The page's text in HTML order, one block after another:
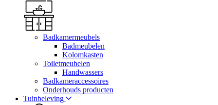
Badkamermeubels
Badmeubelen
Kolomkasten
Toiletmeubelen
Handwassers
Badkameraccessoires
Onderhouds producten
Tuinbeleving